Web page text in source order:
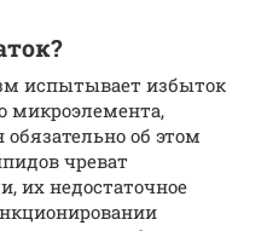
испытывает избыток
микроэлемента,
об этом
чреват
их недостаточное